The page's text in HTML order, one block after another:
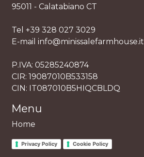
95011 - Calatabiano CT
Tel +39 328 027 3029
E-mail info@minissalefarmhouse.it
P.IVA: 05285240874
CIR: 19087010B533158
CIN: IT087010B5HIQCBLDQ
Menu
Home
Privacy Policy Cookie Policy